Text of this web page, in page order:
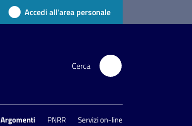
Accedi all'area personale
Cerca
Argomenti PNRR Servizi on-line